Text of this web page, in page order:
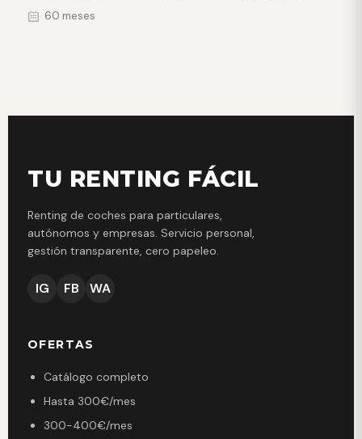
60 meses
TU RENTING FÁCIL
Renting de coches para particulares,
autónomos y empresas. Servicio personal,
gestión transparente, cero papeleo.
IG FB WA
OFERTAS
Catálogo completo
Hasta 300€/mes
300-400€/mes